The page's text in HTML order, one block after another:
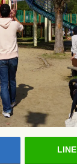
LINE